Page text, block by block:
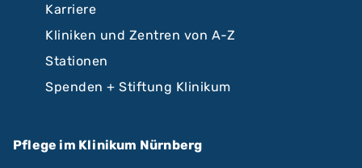
Karriere
Kliniken und Zentren von A-Z
Stationen
Spenden + Stiftung Klinikum
Pflege im Klinikum Nürnberg